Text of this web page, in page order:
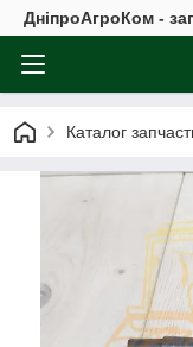
ДніпроАгроКом -
Каталог